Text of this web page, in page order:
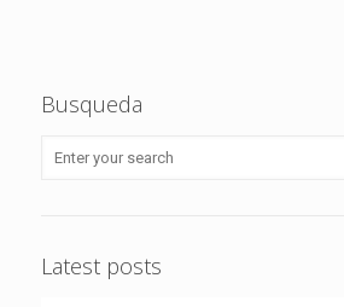
Busqueda
Latest posts